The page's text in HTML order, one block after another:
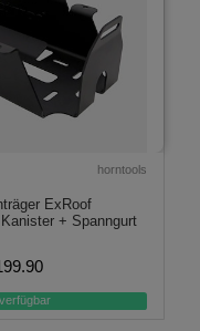
horntools
ExRoof
+ Spanngurt